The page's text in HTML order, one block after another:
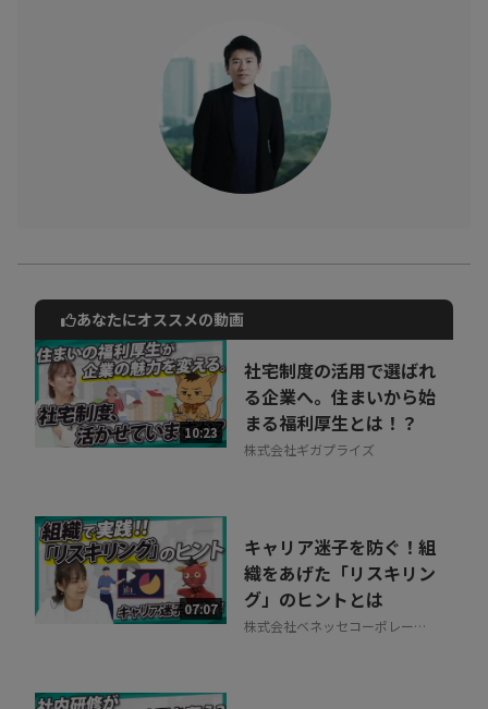
ている中、日本のジェンダーギャップはグローバルに見ると低い
何故、日本企業では男女の活躍に差があるのでしょうか？
また、ジェンダーギャップの差が企業に齎す損失とは？
株式会社ソフトバンクでは、「年齢」「性別」「国籍」に関係な
動画でご紹介しているサービスについて
お気軽にご相談・ご質問いただけます！
30秒でお申し込み可能
相談を希望する 無料
あなたにオススメの動画
10:23
社宅制度の活用で選ばれ
る企業へ。住まいから始
まる福利厚生とは！？
株式会社ギガプライズ
07:07
キャリア迷子を防ぐ！組
織をあげた「リスキリン
グ」のヒントとは
株式会社ベネッセコーポレーシ